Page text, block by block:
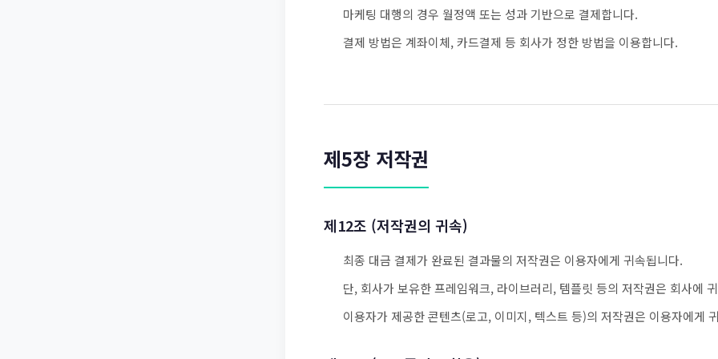
마케팅 대행의 경우 월정액 또는 성과 기반으로 결제합니다.
결제 방법은 계좌이체, 카드결제 등 회사가 정한 방법을 이용합니다.
제5장 저작권
제12조 (저작권의 귀속)
최종 대금 결제가 완료된 결과물의 저작권은 이용자에게 귀속됩니다.
단, 회사가 보유한 프레임워크, 라이브러리, 템플릿 등의 저작권은 회사에
이용자가 제공한 콘텐츠(로고, 이미지, 텍스트 등)의 저작권은 이용자에게